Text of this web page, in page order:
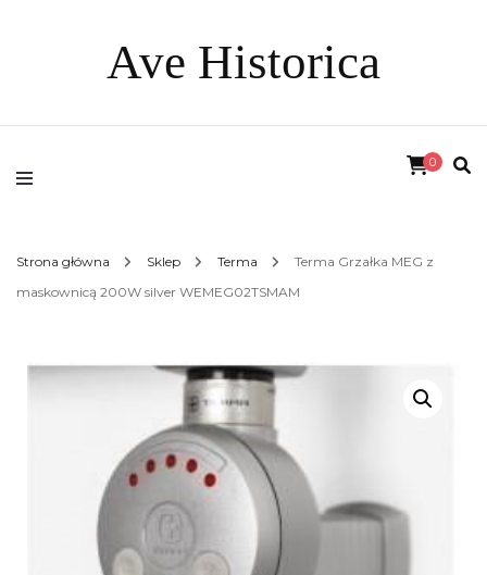
Ave Historica
0
Strona główna Sklep Terma
Terma Grzałka MEG z
maskownicą 200W silver WEMEG02TSMAM